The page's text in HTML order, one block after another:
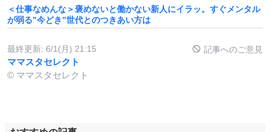
＜仕事なめんな＞褒めないと働かない新人にイラッ。すぐメンタル
が弱る”今どき”世代とのつきあい方は
最終更新: 6/1(月) 21:15 記事へのご意見
ママスタセレクト
© ママスタセレクト